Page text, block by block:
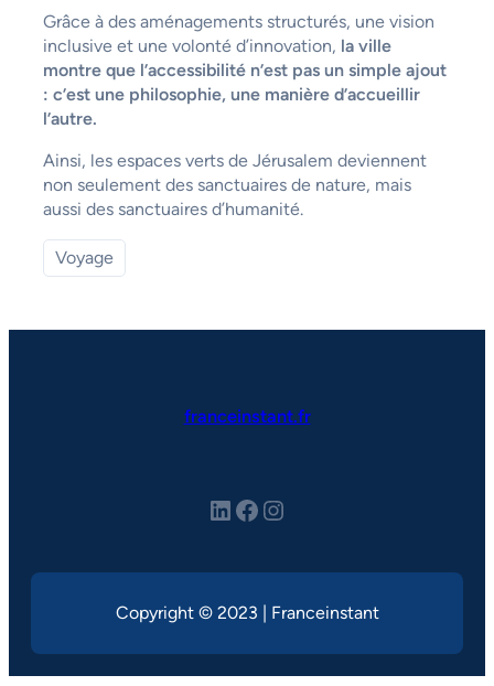
Grâce à des aménagements structurés, une vision
inclusive et une volonté d’innovation, la ville
montre que l’accessibilité n’est pas un simple ajout
: c’est une philosophie, une manière d’accueillir
l’autre.
Ainsi, les espaces verts de Jérusalem deviennent
non seulement des sanctuaires de nature, mais
aussi des sanctuaires d’humanité.
Voyage
franceinstant.fr
LinkedIn Facebook Instagram
Copyright © 2023 | Franceinstant